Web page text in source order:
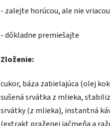
- zalejte horúcou, ale nie
- dôkladne premiešajte
Zloženie:
cukor, báza zabielajúca (olej
sušená srvátka z mlieka,
srvátky (z mlieka), instantná